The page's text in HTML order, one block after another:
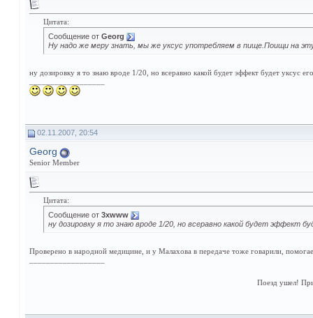
Цитата:
Сообщение от Georg
Ну надо же меру знать, мы же уксус употребляем в пище.Поищи на
ну дозировку я то знаю вроде 1/20, но всеравно какой будет эффект будет уксус его
02.11.2007, 20:54
Georg
Senior Member
Цитата:
Сообщение от 3xwww
ну дозировку я то знаю вроде 1/20, но всеравно какой будет эффект
Проверено в народной медицине, и у Малахова в передаче тоже говарили,
Поезд ушел!